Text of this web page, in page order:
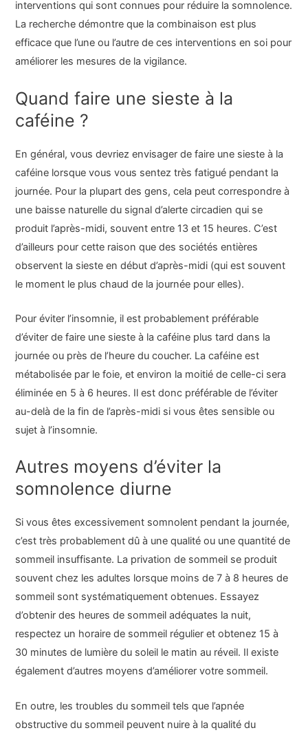
interventions qui sont connues pour réduire la somnolence.
La recherche démontre que la combinaison est plus
efficace que l’une ou l’autre de ces interventions en soi pour
améliorer les mesures de la vigilance.
Quand faire une sieste à la
caféine ?
En général, vous devriez envisager de faire une sieste à la
caféine lorsque vous vous sentez très fatigué pendant la
journée. Pour la plupart des gens, cela peut correspondre à
une baisse naturelle du signal d’alerte circadien qui se
produit l’après-midi, souvent entre 13 et 15 heures. C’est
d’ailleurs pour cette raison que des sociétés entières
observent la sieste en début d’après-midi (qui est souvent
le moment le plus chaud de la journée pour elles).
Pour éviter l’insomnie, il est probablement préférable
d’éviter de faire une sieste à la caféine plus tard dans la
journée ou près de l’heure du coucher. La caféine est
métabolisée par le foie, et environ la moitié de celle-ci sera
éliminée en 5 à 6 heures. Il est donc préférable de l’éviter
au-delà de la fin de l’après-midi si vous êtes sensible ou
sujet à l’insomnie.
Autres moyens d’éviter la
somnolence diurne
Si vous êtes excessivement somnolent pendant la journée,
c’est très probablement dû à une qualité ou une quantité de
sommeil insuffisante. La privation de sommeil se produit
souvent chez les adultes lorsque moins de 7 à 8 heures de
sommeil sont systématiquement obtenues. Essayez
d’obtenir des heures de sommeil adéquates la nuit,
respectez un horaire de sommeil régulier et obtenez 15 à
30 minutes de lumière du soleil le matin au réveil. Il existe
également d’autres moyens d’améliorer votre sommeil.
En outre, les troubles du sommeil tels que l’apnée
obstructive du sommeil peuvent nuire à la qualité du